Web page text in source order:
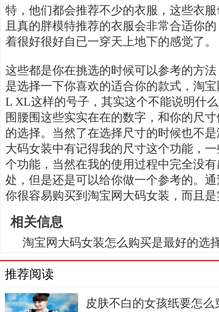
特，他们都会推荐不少的衣服，这些衣
且真的胖模特推荐的衣服会非常合适你
着很好很好自已一穿天上地下的感觉了。
这些都是你在挑选的时候可以参考的方
是选择一下你喜欢的适合你的款式，淘
L XL这样的号子，其实这个不能说明什
围腰围这些实实在在的数字，和你的尺
的选择。当然了在选择尺寸的时候也不
大码女装中有记得我的尺寸这个功能，
个功能，当然在我的使用过程中完全没
处，但是还是可以给你做一个参考的。
你很容易购买到淘宝网大码女装，而且
相关信息
淘宝网大码女装怎么购买是最好的选
推荐阅读
皮肤不白的女孩纸要怎